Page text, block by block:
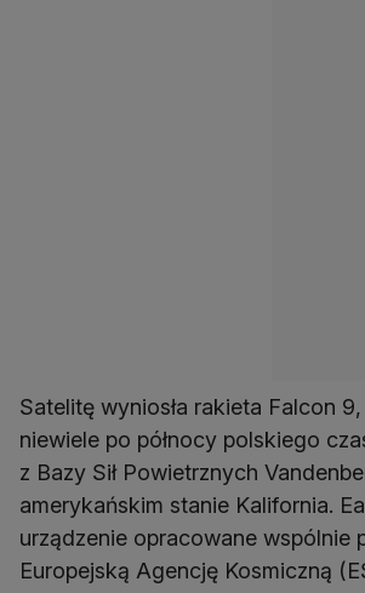
Satelitę wyniosła rakieta Falcon
niewiele po północy polskiego
z Bazy Sił Powietrznych
amerykańskim stanie Kalifornia.
urządzenie opracowane wspólnie
Europejską Agencję Kosmiczną